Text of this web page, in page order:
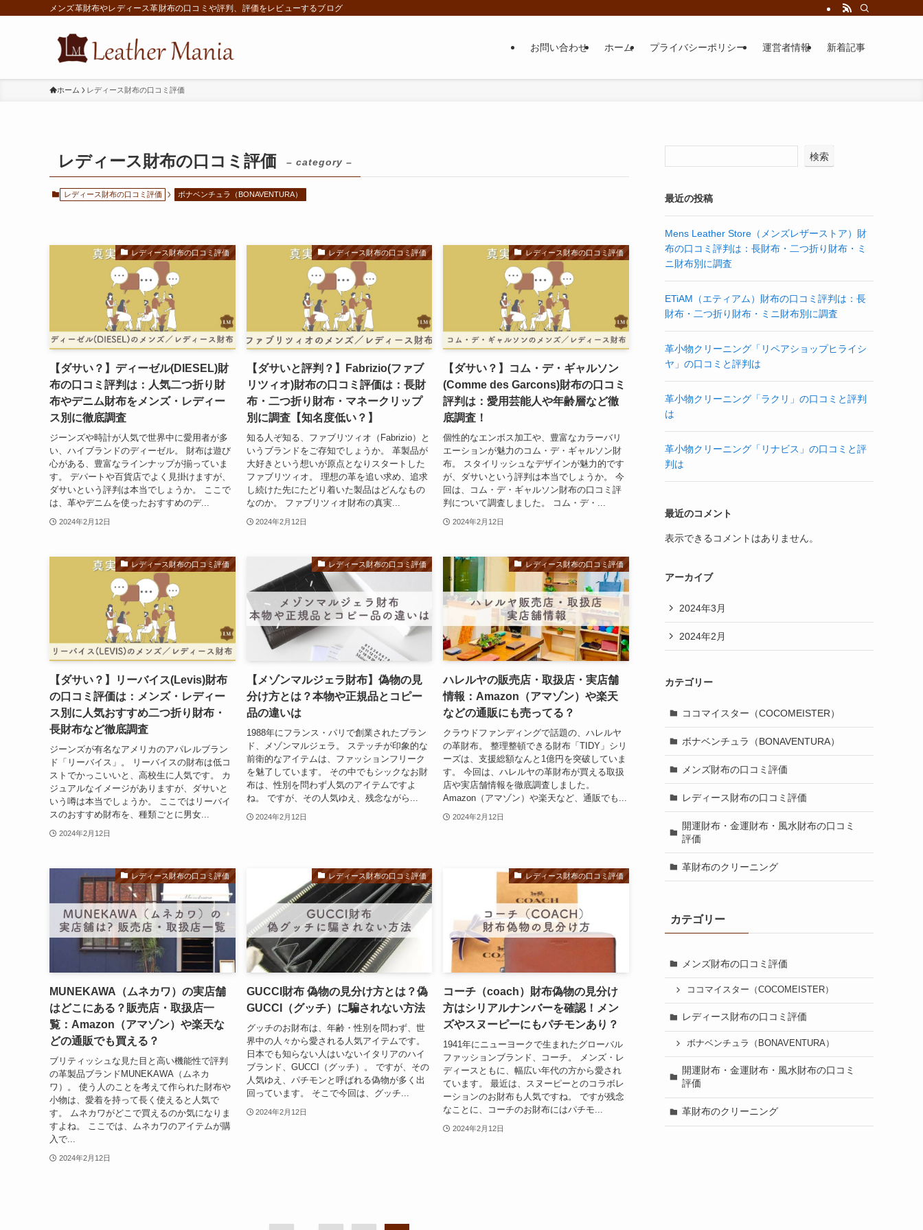
メンズ革財布やレディース革財布の口コミや評判、評価をレビューするブログ
お問い合わせ ホーム プライバシーポリシー 運営者情報 新着記事
ホーム レディース財布の口コミ評価
レディース財布の口コミ評価 – category –
レディース財布の口コミ評価 ボナベンチュラ（BONAVENTURA）
レディース財布の口コミ評価
【ダサい？】ディーゼル(DIESEL)財
布の口コミ評判は：人気二つ折り財
布やデニム財布をメンズ・レディー
ス別に徹底調査
ジーンズや時計が人気で世界中に愛用者が多
い、ハイブランドのディーゼル。 財布は遊び
心がある、豊富なラインナップが揃っていま
す。 デパートや百貨店でよく見掛けますが、
ダサいという評判は本当でしょうか。 ここで
は、革やデニムを使ったおすすめのデ...
2024年2月12日
レディース財布の口コミ評価
【ダサいと評判？】Fabrizio(ファブ
リツィオ)財布の口コミ評価は：長財
布・二つ折り財布・マネークリップ
別に調査【知名度低い？】
知る人ぞ知る、ファブリツィオ（Fabrizio）と
いうブランドをご存知でしょうか。 革製品が
大好きという想いが原点となりスタートした
ファブリツィオ。 理想の革を追い求め、追求
し続けた先にたどり着いた製品はどんなもの
なのか。 ファブリツィオ財布の真実...
2024年2月12日
レディース財布の口コミ評価
【ダサい？】コム・デ・ギャルソン
(Comme des Garcons)財布の口コミ
評判は：愛用芸能人や年齢層など徹
底調査！
個性的なエンボス加工や、豊富なカラーバリ
エーションが魅力のコム・デ・ギャルソン財
布。 スタイリッシュなデザインが魅力的です
が、ダサいという評判は本当でしょうか。 今
回は、コム・デ・ギャルソン財布の口コミ評
判について調査しました。 コム・デ・...
2024年2月12日
レディース財布の口コミ評価
【ダサい？】リーバイス(Levis)財布
の口コミ評価は：メンズ・レディー
ス別に人気おすすめ二つ折り財布・
長財布など徹底調査
ジーンズが有名なアメリカのアパレルブラン
ド「リーバイス」。 リーバイスの財布は低コ
ストでかっこいいと、高校生に人気です。 カ
ジュアルなイメージがありますが、ダサいと
いう噂は本当でしょうか。 ここではリーバイ
スのおすすめ財布を、種類ごとに男女...
2024年2月12日
レディース財布の口コミ評価
【メゾンマルジェラ財布】偽物の見
分け方とは？本物や正規品とコピー
品の違いは
1988年にフランス・パリで創業されたブラン
ド、メゾンマルジェラ。 ステッチが印象的な
前衛的なアイテムは、ファッションフリーク
を魅了しています。 その中でもシックなお財
布は、性別を問わず人気のアイテムですよ
ね。 ですが、その人気ゆえ、残念ながら...
2024年2月12日
レディース財布の口コミ評価
ハレルヤの販売店・取扱店・実店舗
情報：Amazon（アマゾン）や楽天
などの通販にも売ってる？
クラウドファンディングで話題の、ハレルヤ
の革財布。 整理整頓できる財布「TIDY」シリ
ーズは、支援総額なんと1億円を突破していま
す。 今回は、ハレルヤの革財布が買える取扱
店や実店舗情報を徹底調査しました。
Amazon（アマゾン）や楽天など、通販でも...
2024年2月12日
レディース財布の口コミ評価
MUNEKAWA（ムネカワ）の実店舗
はどこにある？販売店・取扱店一
覧：Amazon（アマゾン）や楽天な
どの通販でも買える？
ブリティッシュな見た目と高い機能性で評判
の革製品ブランドMUNEKAWA（ムネカ
ワ）。 使う人のことを考えて作られた財布や
小物は、愛着を持って長く使えると人気で
す。 ムネカワがどこで買えるのか気になりま
すよね。 ここでは、ムネカワのアイテムが購
入で...
2024年2月12日
レディース財布の口コミ評価
GUCCI財布 偽物の見分け方とは？偽
GUCCI（グッチ）に騙されない方法
グッチのお財布は、年齢・性別を問わず、世
界中の人々から愛される人気アイテムです。
日本でも知らない人はいないイタリアのハイ
ブランド、GUCCI（グッチ）。 ですが、その
人気ゆえ、パチモンと呼ばれる偽物が多く出
回っています。 そこで今回は、グッチ...
2024年2月12日
レディース財布の口コミ評価
コーチ（coach）財布偽物の見分け
方はシリアルナンバーを確認！メン
ズやスヌーピーにもパチモンあり？
1941年にニューヨークで生まれたグローバル
ファッションブランド、コーチ。 メンズ・レ
ディースともに、幅広い年代の方から愛され
ています。 最近は、スヌーピーとのコラボレ
ーションのお財布も人気ですね。 ですが残念
なことに、コーチのお財布にはパチモ...
2024年2月12日
検索
最近の投稿
Mens Leather Store（メンズレザーストア）財
布の口コミ評判は：長財布・二つ折り財布・ミ
ニ財布別に調査
ETiAM（エティアム）財布の口コミ評判は：長
財布・二つ折り財布・ミニ財布別に調査
革小物クリーニング「リペアショップヒライシ
ヤ」の口コミと評判は
革小物クリーニング「ラクリ」の口コミと評判
は
革小物クリーニング「リナビス」の口コミと評
判は
最近のコメント
表示できるコメントはありません。
アーカイブ
2024年3月
2024年2月
カテゴリー
ココマイスター（COCOMEISTER）
ボナベンチュラ（BONAVENTURA）
メンズ財布の口コミ評価
レディース財布の口コミ評価
開運財布・金運財布・風水財布の口コミ
評価
革財布のクリーニング
カテゴリー
メンズ財布の口コミ評価
ココマイスター（COCOMEISTER）
レディース財布の口コミ評価
ボナベンチュラ（BONAVENTURA）
開運財布・金運財布・風水財布の口コミ
評価
革財布のクリーニング